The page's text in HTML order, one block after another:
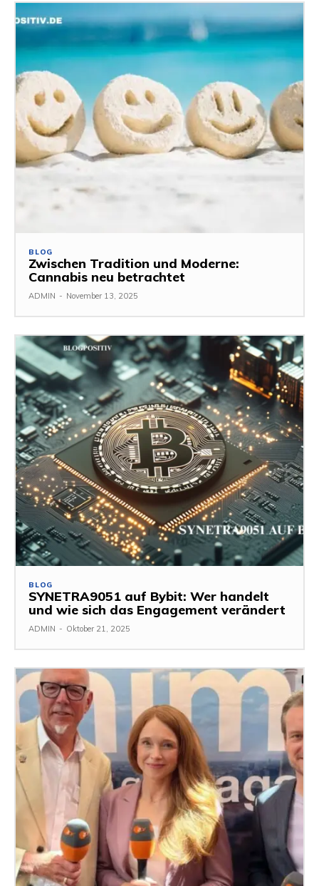
BLOG
Zwischen Tradition und Moderne:
Cannabis neu betrachtet
ADMIN - November 13, 2025
BLOG
SYNETRA9051 auf Bybit: Wer handelt
und wie sich das Engagement verändert
ADMIN - Oktober 21, 2025